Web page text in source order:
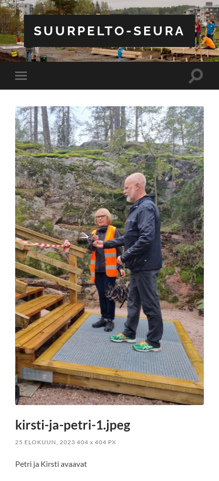
SUURPELTO-SEURA
Toggle
mobile
Toggle
kirsti-ja-petri-1.jpeg
25 ELOKUUN, 2023 404x 404 PX
Petri ja Kirsti avaavat